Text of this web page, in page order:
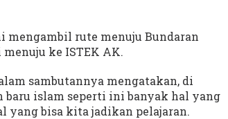
mengambil rute menuju Bundaran
ke ISTEK AK.
sambutannya mengatakan, di
islam seperti ini banyak hal yang
yang bisa kita jadikan pelajaran.